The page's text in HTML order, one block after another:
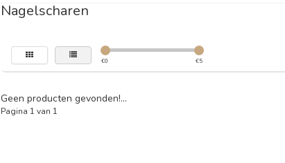
Nagelscharen
€0 €5
Geen producten gevonden!...
Pagina 1 van 1